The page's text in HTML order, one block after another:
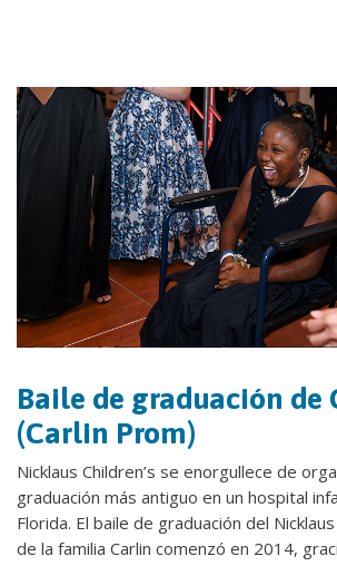
Baile de graduación de
(Carlin Prom)
Nicklaus Children’s se enorgullece de
graduación más antiguo en un hospital
Florida. El baile de graduación del
de la familia Carlin comenzó en 2014,